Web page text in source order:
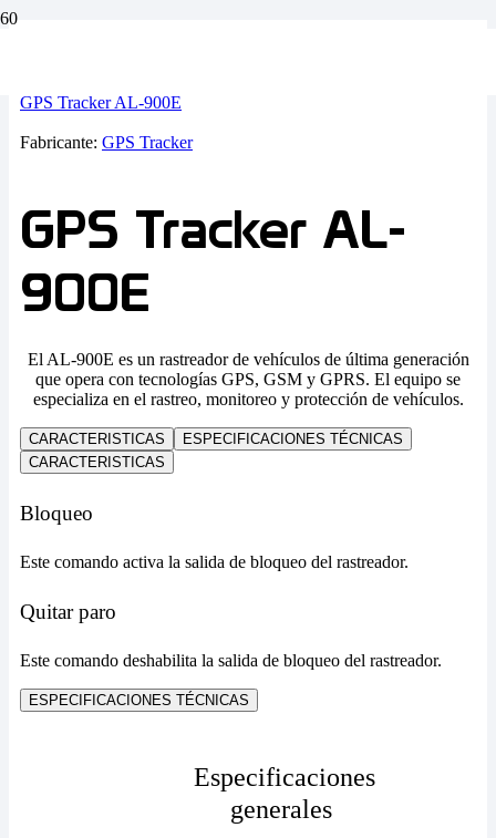
GPS Tracker AL-900E
Fabricante: GPS Tracker
GPS Tracker AL-
900E
El AL-900E es un rastreador de vehículos de última generación
que opera con tecnologías GPS, GSM y GPRS. El equipo se
especializa en el rastreo, monitoreo y protección de vehículos.
CARACTERISTICAS
ESPECIFICACIONES TÉCNICAS
CARACTERISTICAS
Bloqueo
Este comando activa la salida de bloqueo del rastreador.
Quitar paro
Este comando deshabilita la salida de bloqueo del rastreador.
ESPECIFICACIONES TÉCNICAS
Especificaciones
generales